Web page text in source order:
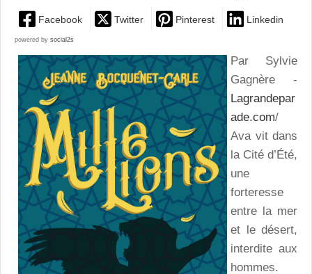
Facebook Twitter Pinterest Linkedin
powered by social2s
Par Sylvie
Gagnère -
Lagrandepar
ade.com/
Ava vit dans
la Cité d’Été,
une
forteresse
entre la mer
et le désert,
interdite aux
hommes.